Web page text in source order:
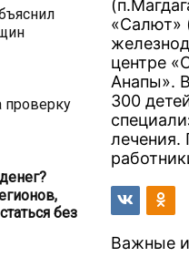
проверку
без
«Салют»
центре
Анапы».
300
лечения.
Важные